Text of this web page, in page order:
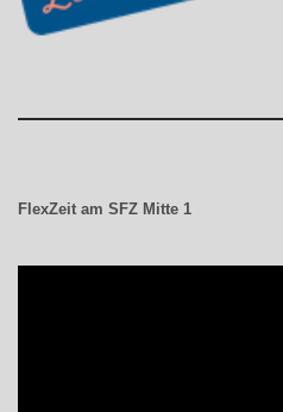
FlexZeit am SFZ Mitte 1